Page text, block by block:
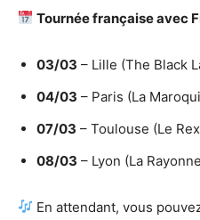
Tournée française avec
03/03 – Lille (The Black
04/03 – Paris (La
07/03 – Toulouse (Le
08/03 – Lyon (La
En attendant, vous